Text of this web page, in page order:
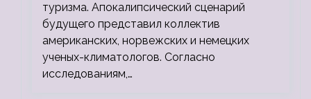
туризма. Апокалипсический сценарий
будущего представил коллектив
американских, норвежских и немецких
ученых-климатологов. Согласно
исследованиям,…